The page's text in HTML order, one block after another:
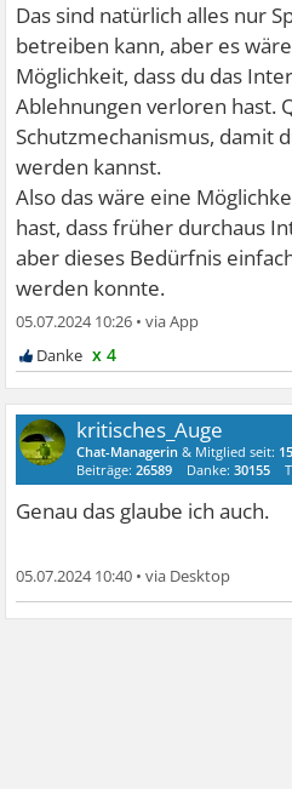
Das sind natürlich alles nur
betreiben kann, aber es
Möglichkeit, dass du das
Ablehnungen verloren hast.
Schutzmechanismus, damit
werden kannst.
Also das wäre eine
hast, dass früher durchaus
aber dieses Bedürfnis
werden konnte.
05.07.2024 10:26 •
x 4
kritisches_Auge
Chat-Managerin & Mitglied seit:
Beiträge:26589 Danke:30155
Genau das glaube ich auch.
05.07.2024 10:40 •